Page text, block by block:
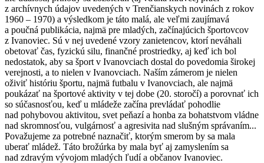
z archívnych údajov uvedených v Trenčianskych novinách z rokov
1960 – 1970) a výsledkom je táto malá, ale veľmi zaujímavá
a poučná publikácia, najmä pre mladých, začínajúcich športovcov
z Ivanoviec. Sú v nej uvedené vzory zanietencov, ktorí neváhali
obetovať čas, fyzickú silu, finančné prostriedky, aj keď ich bol
nedostatok, aby sa šport v Ivanovciach dostal do povedomia širokej
verejnosti, a to nielen v Ivanovciach. Naším zámerom je nielen
oživiť históriu športu, najmä futbalu v Ivanovciach, ale najmä
poukázať na športové aktivity v tej dobe (20. storočí) a porovnať ich
so súčasnosťou, keď u mládeže začína prevládať pohodlie
nad pohybovou aktivitou, svet peňazí a honba za bohatstvom vládne
nad skromnosťou, vulgárnosť a agresivita nad slušným správaním...
Považujeme za potrebné naznačiť, ktorým smerom by sa mala
uberať mládež. Táto brožúrka by mala byť aj zamyslením sa
nad zdravým vývojom mladých ľudí a občanov Ivanoviec.